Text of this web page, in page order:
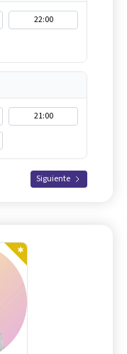
22:00
21:00
Siguiente